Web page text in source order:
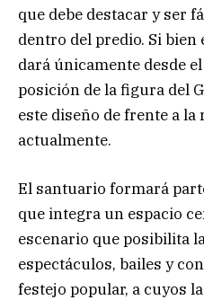
que debe destacar y ser
dentro del predio. Si
dará únicamente desde
posición de la figura del
este diseño de frente a la
actualmente.
El santuario formará
que integra un espacio
escenario que posibilita
espectáculos, bailes y
festejo popular, a cuyos